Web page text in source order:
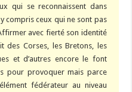
qui se reconnaissent dans
compris ceux qui ne sont pas
avec fierté son identité
des Corses, les Bretons, les
et d’autres encore le font
pour provoquer mais parce
fédérateur au niveau